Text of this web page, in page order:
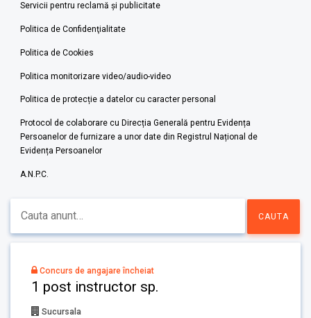
Servicii pentru reclamă și publicitate
Politica de Confidenţialitate
Politica de Cookies
Politica monitorizare video/audio-video
Politica de protecție a datelor cu caracter personal
Protocol de colaborare cu Direcția Generală pentru Evidența
Persoanelor de furnizare a unor date din Registrul Național de
Evidența Persoanelor
A.N.P.C.
Concurs de angajare încheiat
1 post instructor sp.
Sucursala